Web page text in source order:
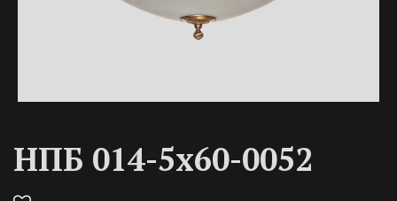
НПБ 014-5х60-0052